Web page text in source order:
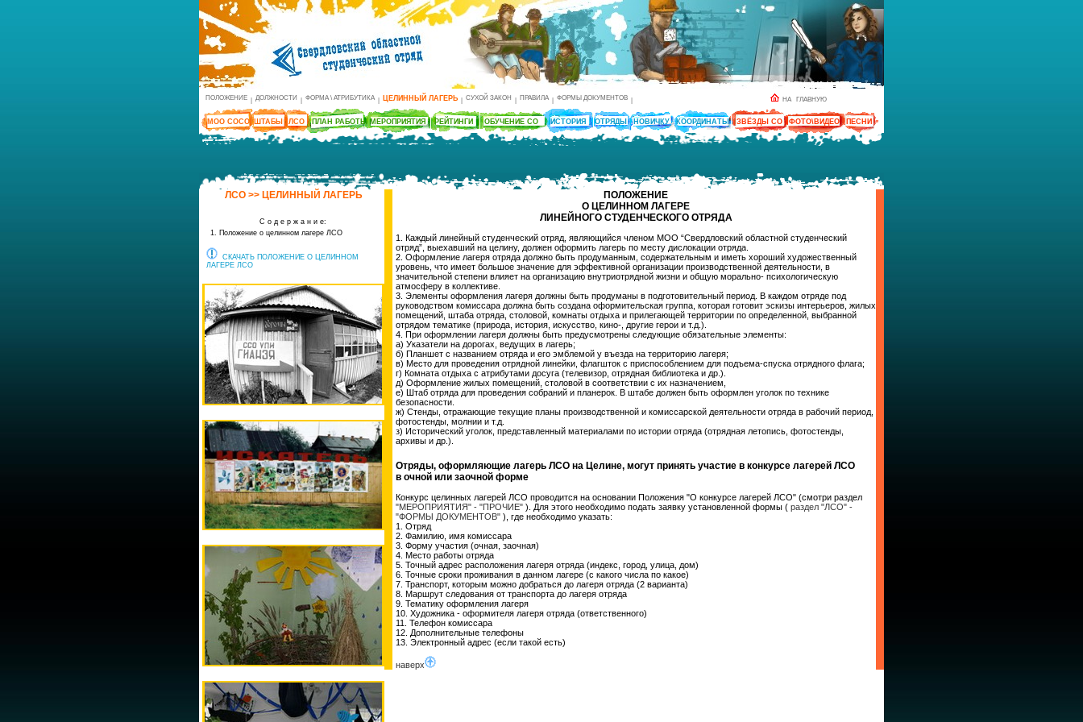
ПОЛОЖЕНИЕ ДОЛЖНОСТИ ФОРМА \ АТРИБУТИКА ЦЕЛИННЫЙ ЛАГЕРЬ СУХОЙ ЗАКОН ПРАВИЛА ФОРМЫ ДОКУМЕНТОВ НА ГЛАВНУЮ
МОО СОСО ШТАБЫ ЛСО ПЛАН РАБОТЫ МЕРОПРИЯТИЯ РЕЙТИНГИ ОБУЧЕНИЕ СО ИСТОРИЯ ОТРЯДЫ НОВИЧКУ КООРДИНАТЫ ЗВЁЗДЫ СО ФОТО\ВИДЕО ПЕСНИ
ЛСО >> ЦЕЛИННЫЙ ЛАГЕРЬ
С о д е р ж а н и е:
1. Положение о целинном лагере ЛСО
СКАЧАТЬ ПОЛОЖЕНИЕ О ЦЕЛИННОМ
ЛАГЕРЕ ЛСО
ПОЛОЖЕНИЕ
О ЦЕЛИННОМ ЛАГЕРЕ
ЛИНЕЙНОГО СТУДЕНЧЕСКОГО ОТРЯДА
1. Каждый линейный студенческий отряд, являющийся членом МОО “Свердловский областной студенческий
отряд”, выехавший на целину, должен оформить лагерь по месту дислокации отряда.
2. Оформление лагеря отряда должно быть продуманным, содержательным и иметь хороший художественный
уровень, что имеет большое значение для эффективной организации производственной деятельности, в
значительной степени влияет на организацию внутриотрядной жизни и общую морально- психологическую
атмосферу в коллективе.
3. Элементы оформления лагеря должны быть продуманы в подготовительный период. В каждом отряде под
руководством комиссара должна быть создана оформительская группа, которая готовит эскизы интерьеров, жилых
помещений, штаба отряда, столовой, комнаты отдыха и прилегающей территории по определенной, выбранной
отрядом тематике (природа, история, искусство, кино-, другие герои и т.д.).
4. При оформлении лагеря должны быть предусмотрены следующие обязательные элементы:
а) Указатели на дорогах, ведущих в лагерь;
б) Планшет с названием отряда и его эмблемой у въезда на территорию лагеря;
в) Место для проведения отрядной линейки, флагшток с приспособлением для подъема-спуска отрядного флага;
г) Комната отдыха с атрибутами досуга (телевизор, отрядная библиотека и др.).
д) Оформление жилых помещений, столовой в соответствии с их назначением,
е) Штаб отряда для проведения собраний и планерок. В штабе должен быть оформлен уголок по технике
безопасности.
ж) Стенды, отражающие текущие планы производственной и комиссарской деятельности отряда в рабочий период,
фотостенды, молнии и т.д.
з) Исторический уголок, представленный материалами по истории отряда (отрядная летопись, фотостенды,
архивы и др.).
Отряды, оформляющие лагерь ЛСО на Целине, могут принять участие в конкурсе лагерей ЛСО
в очной или заочной форме
Конкурс целинных лагерей ЛСО проводится на основании Положения "О конкурсе лагерей ЛСО" (смотри раздел
"МЕРОПРИЯТИЯ" - "ПРОЧИЕ" ). Для этого необходимо подать заявку установленной формы ( раздел "ЛСО" -
"ФОРМЫ ДОКУМЕНТОВ" ), где необходимо указать:
1. Отряд
2. Фамилию, имя комиссара
3. Форму участия (очная, заочная)
4. Место работы отряда
5. Точный адрес расположения лагеря отряда (индекс, город, улица, дом)
6. Точные сроки проживания в данном лагере (с какого числа по какое)
7. Транспорт, которым можно добраться до лагеря отряда (2 варианта)
8. Маршрут следования от транспорта до лагеря отряда
9. Тематику оформления лагеря
10. Художника - оформителя лагеря отряда (ответственного)
11. Телефон комиссара
12. Дополнительные телефоны
13. Электронный адрес (если такой есть)
наверх